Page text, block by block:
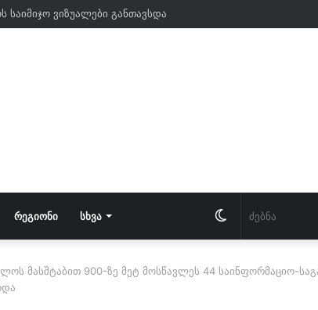
ვიზუალები განთავსდა
ᲠᲔᲒᲘᲝᲜᲘ ᲡᲮᲕᲐ Switch
skin
მასშტაბით 900-ზე მეტ მოსწავლეს 44 საინფორმაციო-